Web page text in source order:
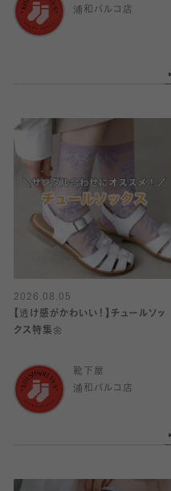
浦和パルコ店
2026.08.05
【透け感がかわいい！】チュールソッ
クス特集🌼
靴下屋
浦和パルコ店